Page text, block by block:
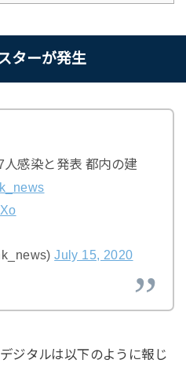
ターが発生
感染と発表 都内の建
July 15, 2020
ジタルは以下のように報じ